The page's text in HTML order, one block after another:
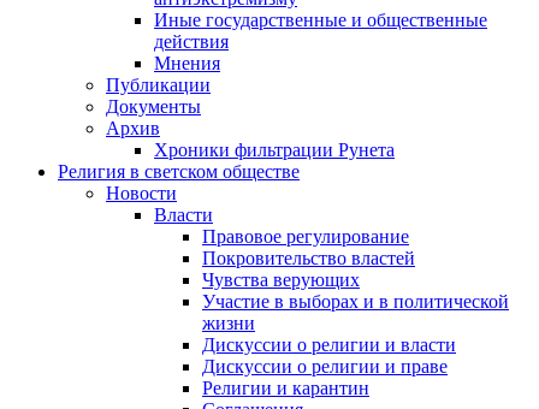
Иные государственные и общественные
действия
Мнения
Публикации
Документы
Архив
Хроники фильтрации Рунета
Религия в светском обществе
Новости
Власти
Правовое регулирование
Покровительство властей
Чувства верующих
Участие в выборах и в политической
жизни
Дискуссии о религии и власти
Дискуссии о религии и праве
Религии и карантин